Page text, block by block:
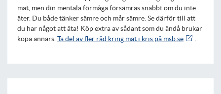
mat, men din mentala förmåga försämras snabbt om du inte
äter. Du både tänker sämre och mår sämre. Se därför till att
du har något att äta! Köp extra av sådant som du ändå brukar
köpa annars. Ta del av fler råd kring mat i kris på msb.se